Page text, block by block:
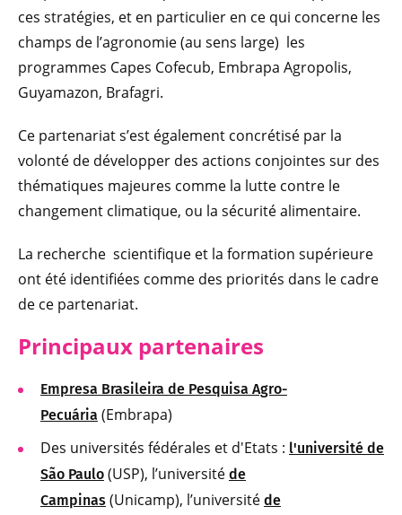
ces stratégies, et en particulier en ce qui concerne les
champs de l’agronomie (au sens large) les
programmes Capes Cofecub, Embrapa Agropolis,
Guyamazon, Brafagri.
Ce partenariat s’est également concrétisé par la
volonté de développer des actions conjointes sur des
thématiques majeures comme la lutte contre le
changement climatique, ou la sécurité alimentaire.
La recherche scientifique et la formation supérieure
ont été identifiées comme des priorités dans le cadre
de ce partenariat.
Principaux partenaires
Empresa Brasileira de Pesquisa Agro-
Pecuária (Embrapa)
Des universités fédérales et d'Etats : l'université de
São Paulo (USP), l’université de
Campinas (Unicamp), l’université de